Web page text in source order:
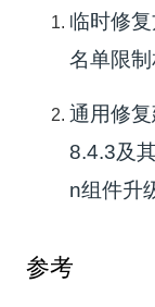
临时修
名单限
通用修
8.4.3及
n组件升
参考